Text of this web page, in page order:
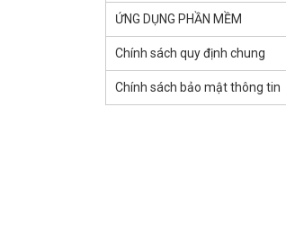
ỨNG DỤNG PHẦN MỀM
Chính sách quy định chung
Chính sách bảo mật thông tin